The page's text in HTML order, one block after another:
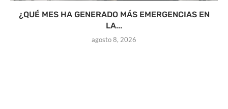
¿QUÉ MES HA GENERADO MÁS EMERGENCIAS EN
LA...
agosto 8, 2026